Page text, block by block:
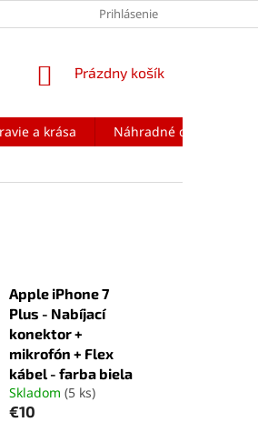
Prihlásenie
NÁKUPNÝ
Prázdny košík
a krása
Náhradné diely na
Apple iPhone 7
Plus - Nabíjací
konektor +
mikrofón + Flex
kábel - farba biela
Skladom (5 ks)
€10